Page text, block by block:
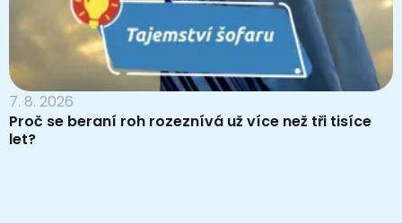
7. 8. 2026
Proč se beraní roh rozeznívá už více než tři tisíce
let?